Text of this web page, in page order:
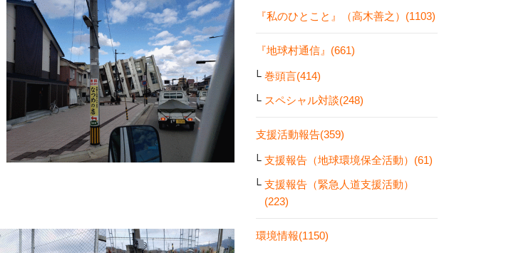
『私のひとこと』（高木善之）(1103)
『地球村通信』(661)
巻頭言(414)
スペシャル対談(248)
支援活動報告(359)
支援報告（地球環境保全活動）(61)
支援報告（緊急人道支援活動）
(223)
環境情報(1150)